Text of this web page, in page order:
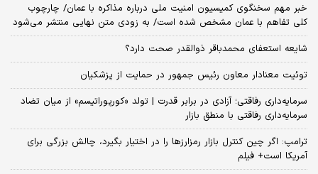
خبر مهم سخنگوی کمیسیون امنیت ملی درباره مذاکره با عمان/ چارچوب
کلی تفاهم با عمان مشخص شده است/ به زودی متن نهایی منتشر می‌شود
شایعه استعفای محمدباقر ذوالقدر صحت دارد؟
توئیت معنادار معاون رئیس جمهور در حمایت از پزشکیان
سرمایه‌داری رفاقتی؛ آزادی در برابر قدرت | تولد «کورپوراتیسم» از میان تضاد
سرمایه‌داری رفاقتی با منطق بازار
ترامپ: اگر چین کنترل بازار رمزارزها را در اختیار بگیرد، چالش بزرگی برای
آمریکا است+ فیلم